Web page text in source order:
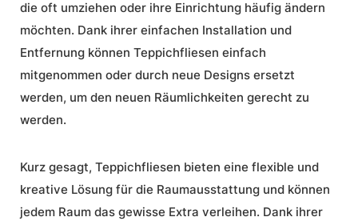
die oft umziehen oder ihre Einrichtung häufig ändern
möchten. Dank ihrer einfachen Installation und
Entfernung können Teppichfliesen einfach
mitgenommen oder durch neue Designs ersetzt
werden, um den neuen Räumlichkeiten gerecht zu
werden.
Kurz gesagt, Teppichfliesen bieten eine flexible und
kreative Lösung für die Raumausstattung und können
jedem Raum das gewisse Extra verleihen. Dank ihrer